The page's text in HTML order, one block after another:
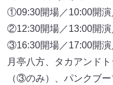
①09:30開場／10:00開演
②12:30開場／13:00開演
③16:30開場／17:00開演
月亭八方、タカアンド
（③のみ）、パンクブ